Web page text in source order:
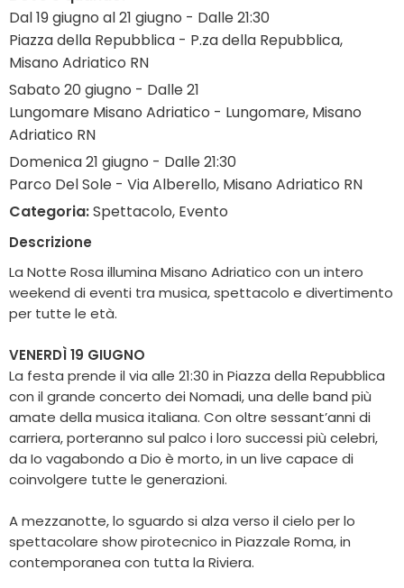
Dal 19 giugno al 21 giugno - Dalle 21:30
Piazza della Repubblica - P.za della Repubblica,
Misano Adriatico RN
Sabato 20 giugno - Dalle 21
Lungomare Misano Adriatico - Lungomare, Misano
Adriatico RN
Domenica 21 giugno - Dalle 21:30
Parco Del Sole - Via Alberello, Misano Adriatico RN
Categoria:Spettacolo, Evento
Descrizione
La Notte Rosa illumina Misano Adriatico con un intero
weekend di eventi tra musica, spettacolo e divertimento
per tutte le età.
VENERDÌ 19 GIUGNO
La festa prende il via alle 21:30 in Piazza della Repubblica
con il grande concerto dei Nomadi, una delle band più
amate della musica italiana. Con oltre sessant’anni di
carriera, porteranno sul palco i loro successi più celebri,
da Io vagabondo a Dio è morto, in un live capace di
coinvolgere tutte le generazioni.
A mezzanotte, lo sguardo si alza verso il cielo per lo
spettacolare show pirotecnico in Piazzale Roma, in
contemporanea con tutta la Riviera.